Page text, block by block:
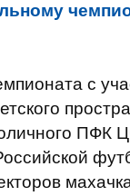
с
ПФК